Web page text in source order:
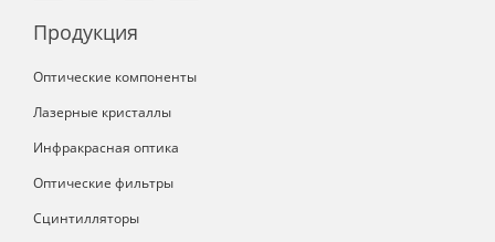
Продукция
Оптические компоненты
Лазерные кристаллы
Инфракрасная оптика
Оптические фильтры
Сцинтилляторы